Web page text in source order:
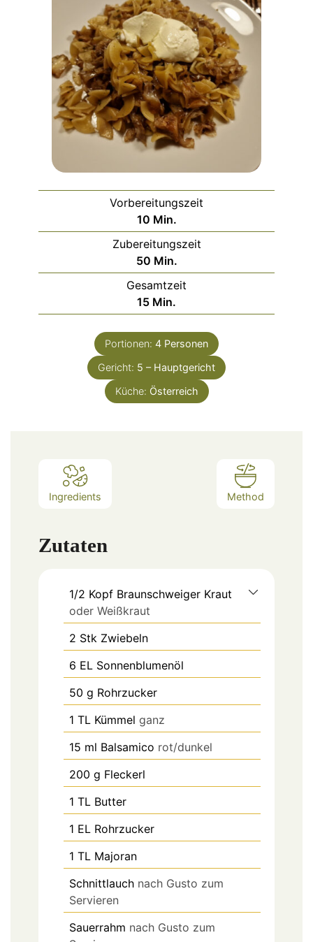
Vorbereitungszeit
10Minuten
Min.
Zubereitungszeit
50Minuten
Min.
Gesamtzeit
15Minuten
Min.
Portionen: 4 Personen
Gericht: 5 – Hauptgericht
Küche: Österreich
Ingredients Method
Zutaten
1/2 Kopf Braunschweiger Kraut
oder Weißkraut
2 Stk Zwiebeln
6 EL Sonnenblumenöl
50 g Rohrzucker
1 TL Kümmel ganz
15 ml Balsamico rot/dunkel
200 g Fleckerl
1 TL Butter
1 EL Rohrzucker
1 TL Majoran
Schnittlauch nach Gusto zum
Servieren
Sauerrahm nach Gusto zum